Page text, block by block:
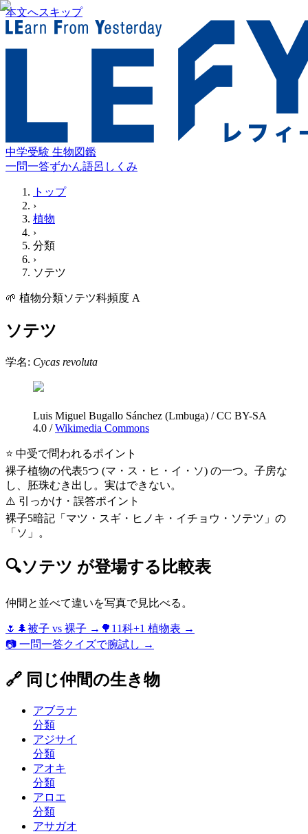
本文へスキップ
中学受験 生物図鑑
一問一答ずかん語呂 しくみ
トップ
›
植物
›
分類
›
ソテツ
🌱 植物分類ソテツ科頻度 A
ソテツ
学名: Cycas revoluta
Luis Miguel Bugallo Sánchez (Lmbuga) /CC BY-SA
4.0 / Wikimedia Commons
⭐ 中受で問われるポイント
裸子植物の代表5つ (マ・ス・ヒ・イ・ソ) の一つ。子房な
し、胚珠むき出し。実はできない。
⚠️ 引っかけ・誤答ポイント
裸子5暗記「マツ・スギ・ヒノキ・イチョウ・ソテツ」の
「ソ」。
🔍ソテツ が登場する比較表
仲間と並べて違いを写真で見比べる。
🌷🌲被子 vs 裸子 → 🌳 11科+1 植物表 →
📷 一問一答クイズで腕試し →
🔗 同じ仲間の生き物
アブラナ
分類
アジサイ
分類
アオキ
分類
アロエ
分類
アサガオ